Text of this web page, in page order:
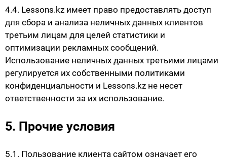
4.4. Lessons.kz имеет право предоставлять доступ
для сбора и анализа неличных данных клиентов
третьим лицам для целей статистики и
оптимизации рекламных сообщений.
Использование неличных данных третьими лицами
регулируется их собственными политиками
конфиденциальности и Lessons.kz не несет
ответственности за их использование.
5. Прочие условия
5.1. Пользование клиента сайтом означает его